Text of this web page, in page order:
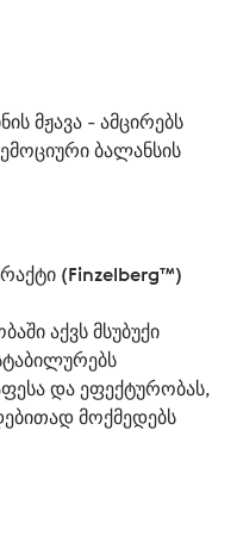
მჟავა - ამცირებს
ბალანსის
(Finzelberg™)
აქვს მსუბუქი
და ეფექტურობას,
მოქმედებს